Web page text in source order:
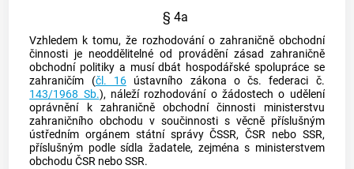
§ 4a
Vzhledem k tomu, že rozhodování o zahraničně obchodní
činnosti je neoddělitelné od provádění zásad zahraničně
obchodní politiky a musí dbát hospodářské spolupráce se
zahraničím (čl. 16ústavního zákona o čs. federaci č.
143/1968 Sb.), náleží rozhodování o žádostech o udělení
oprávnění k zahraničně obchodní činnosti ministerstvu
zahraničního obchodu v součinnosti s věcně příslušným
ústředním orgánem státní správy ČSSR, ČSR nebo SSR,
příslušným podle sídla žadatele, zejména s ministerstvem
obchodu ČSR nebo SSR.